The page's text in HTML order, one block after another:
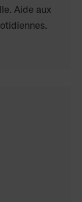
Aide aux